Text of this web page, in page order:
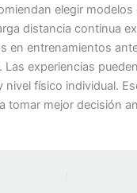
elegir modelos
distancia continua
en entrenamientos
Las experiencias
nivel físico individual.
tomar mejor decisión